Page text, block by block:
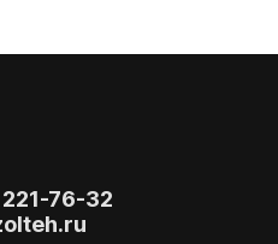
76-32